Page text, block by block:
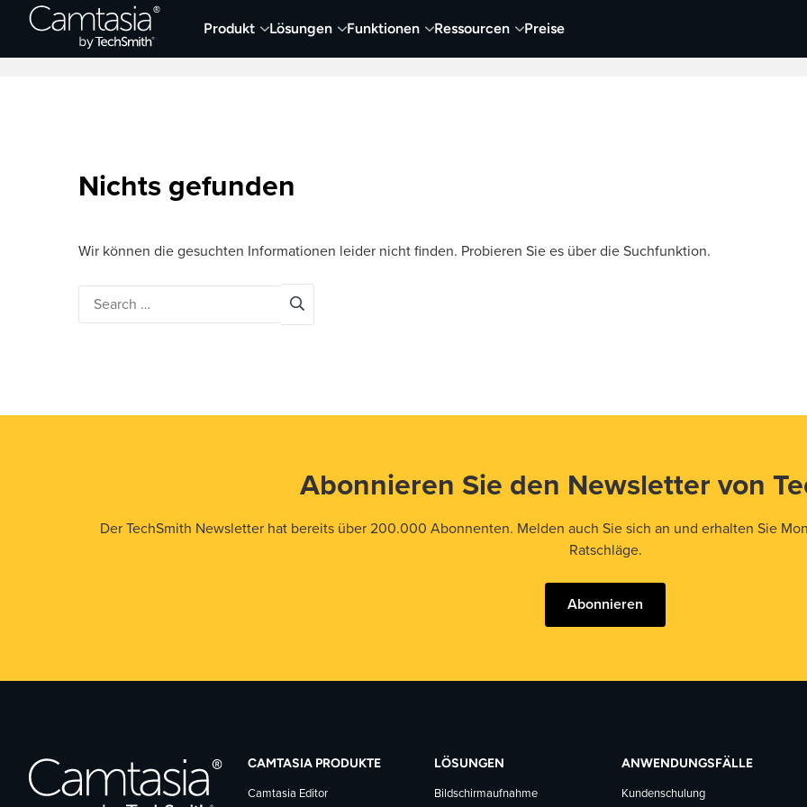
Direkt
Produkt Lösungen Funktionen Ressourcen Preise
Neueste Artikel Screen Capture und Aufnehmen Video Visueller Content
Nichts gefunden
Wir können die gesuchten Informationen leider nicht finden. Probieren Sie es über die Suchfunktion.
Abonnieren Sie den Newsletter von
Der TechSmith Newsletter hat bereits über 200.000 Abonnenten. Melden auch Sie sich an und erhalten Sie
Ratschläge.
Abonnieren
CAMTASIA PRODUKTE
Camtasia Editor
LÖSUNGEN
Bildschirmaufnahme
ANWENDUNGSFÄLLE
Kundenschulung